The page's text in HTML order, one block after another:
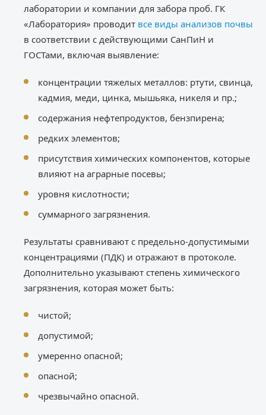
лаборатории и компании для забора проб. ГК
«Лаборатория» проводит все виды анализов почвы
в соответствии с действующими СанПиН и
ГОСТами, включая выявление:
концентрации тяжелых металлов: ртути, свинца,
кадмия, меди, цинка, мышьяка, никеля и пр.;
содержания нефтепродуктов, бензпирена;
редких элементов;
присутствия химических компонентов, которые
влияют на аграрные посевы;
уровня кислотности;
суммарного загрязнения.
Результаты сравнивают с предельно-допустимыми
концентрациями (ПДК) и отражают в протоколе.
Дополнительно указывают степень химического
загрязнения, которая может быть:
чистой;
допустимой;
умеренно опасной;
опасной;
чрезвычайно опасной.